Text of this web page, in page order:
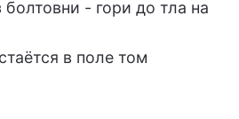
- гори до тла на
в поле том